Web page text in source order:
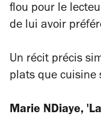
flou pour le
de lui avoir
Un récit précis
plats que cuisine
Marie NDiaye,